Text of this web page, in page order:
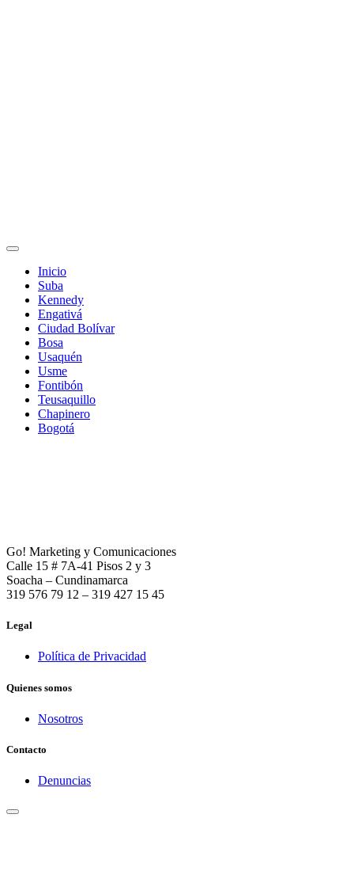
Inicio
Suba
Kennedy
Engativá
Ciudad Bolívar
Bosa
Usaquén
Usme
Fontibón
Teusaquillo
Chapinero
Bogotá
Go! Marketing y Comunicaciones
Calle 15 # 7A-41 Pisos 2 y 3
Soacha – Cundinamarca
319 576 79 12 – 319 427 15 45
Legal
Política de Privacidad
Quienes somos
Nosotros
Contacto
Denuncias